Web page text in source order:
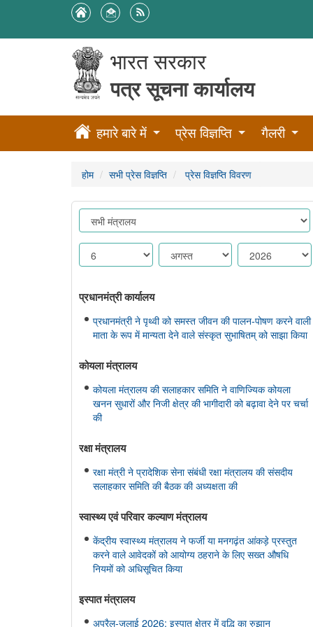
भारत सरकार
पत्र सूचना कार्यालय
हमारे बारे में प्रेस विज्ञप्ति गैलरी
होम सभी प्रेस विज्ञप्ति प्रेस विज्ञप्ति विवरण
प्रधानमंत्री कार्यालय
प्रधानमंत्री ने पृथ्वी को समस्त जीवन की पालन-पोषण करने वाली
माता के रूप में मान्यता देने वाले संस्कृत सुभाषितम् को साझा किया
कोयला मंत्रालय
कोयला मंत्रालय की सलाहकार समिति ने वाणिज्यिक कोयला
खनन सुधारों और निजी क्षेत्र की भागीदारी को बढ़ावा देने पर चर्चा
की
रक्षा मंत्रालय
रक्षा मंत्री ने प्रादेशिक सेना संबंधी रक्षा मंत्रालय की संसदीय
सलाहकार समिति की बैठक की अध्यक्षता की
स्‍वास्‍थ्‍य एवं परिवार कल्‍याण मंत्रालय
केंद्रीय स्वास्थ्य मंत्रालय ने फर्जी या मनगढ़ंत आंकड़े प्रस्‍तुत
करने वाले आवेदकों को आयोग्‍य ठहराने के लिए सख्त औषधि
नियमों को अधिसूचित किया
इस्‍पात मंत्रालय
अप्रैल-जुलाई 2026: इस्पात क्षेत्र में वृद्धि का रुझान